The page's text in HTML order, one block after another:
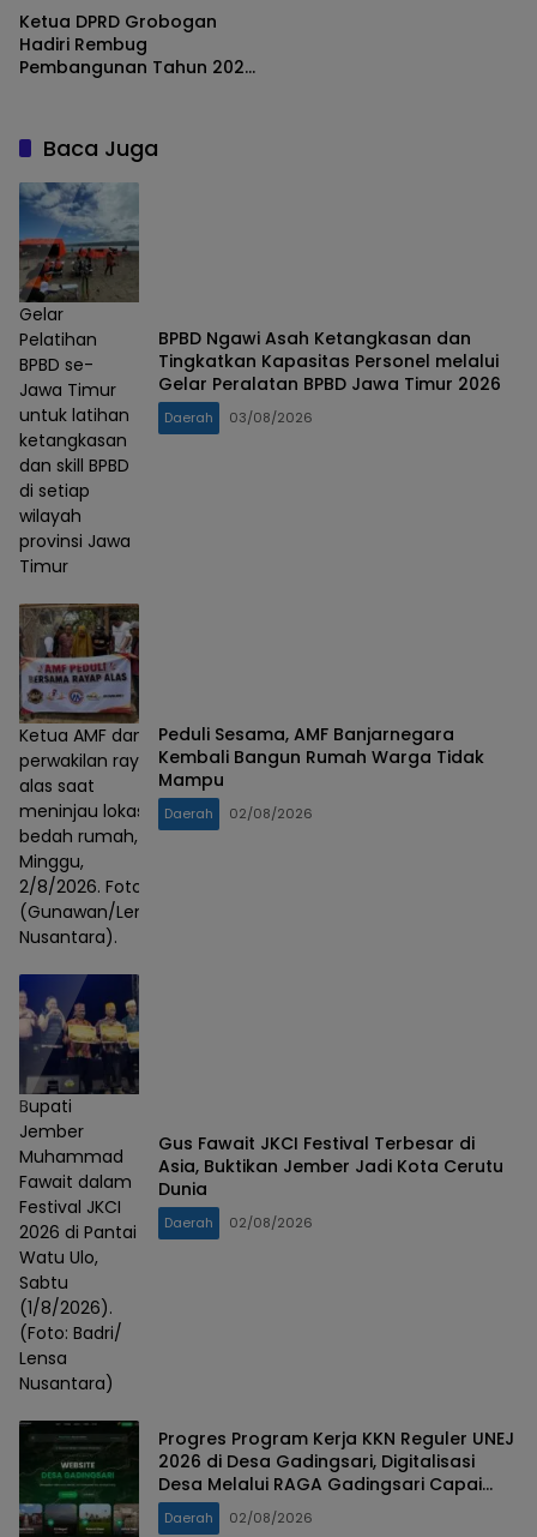
Ketua DPRD Grobogan
Hadiri Rembug
Pembangunan Tahun 2026
Baca Juga
Gelar
Pelatihan
BPBD se-
Jawa Timur
untuk latihan
ketangkasan
dan skill BPBD
di setiap
wilayah
provinsi Jawa
Timur
BPBD Ngawi Asah Ketangkasan dan
Tingkatkan Kapasitas Personel melalui
Gelar Peralatan BPBD Jawa Timur 2026
Daerah 03/08/2026
Ketua AMF dan
perwakilan rayap
alas saat
meninjau lokasi
bedah rumah,
Minggu,
2/8/2026. Foto :
(Gunawan/Lensa
Nusantara).
Peduli Sesama, AMF Banjarnegara
Kembali Bangun Rumah Warga Tidak
Mampu
Daerah 02/08/2026
Bupati
Jember
Muhammad
Fawait dalam
Festival JKCI
2026 di Pantai
Watu Ulo,
Sabtu
(1/8/2026).
(Foto: Badri/
Lensa
Nusantara)
Gus Fawait JKCI Festival Terbesar di
Asia, Buktikan Jember Jadi Kota Cerutu
Dunia
Daerah 02/08/2026
Progres Program Kerja KKN Reguler UNEJ
2026 di Desa Gadingsari, Digitalisasi
Desa Melalui RAGA Gadingsari Capai
98% Penyelesaian
Daerah 02/08/2026